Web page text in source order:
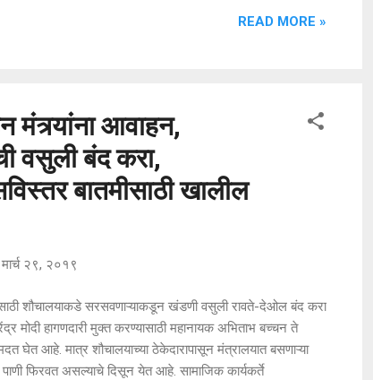
माहिती नववर्ष स्वागत समितीच्या अध्यक्षा प्रा. वैशाली शिंदे, कार्याध्यक्ष
READ MORE »
मंत्र्यांना आवाहन,
वसुली बंद करा,
बातमीसाठी खालील
मार्च २९, २०१९
शौचालयाकडे सरसवणाऱ्याकडून खंडणी वसुली रावते-देओल बंद करा
मोदी हागणदारी मुक्त करण्यासाठी महानायक अभिताभ बच्चन ते
घेत आहे. मात्र शौचालयाच्या ठेकेदारापासून मंत्रालयात बसणाऱ्या
पाणी फिरवत असल्याचे दिसून येत आहे. सामाजिक कार्यकर्ते